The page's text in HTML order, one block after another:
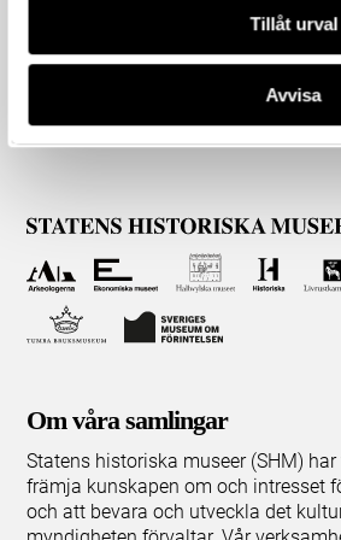
Tillåt urval
Avvisa
Om våra samlingar
Statens historiska museer (SHM)
främja kunskapen om och intresset
och att bevara och utveckla det